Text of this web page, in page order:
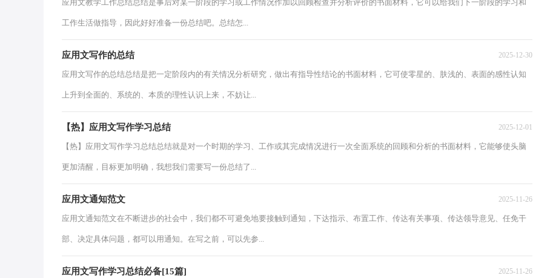
应用文教学工作总结总结是事后对某一阶段的学习或工作情况作加以回顾检查并分析评价的书面材料，它可以给我们下一阶段的学习和
工作生活做指导，因此好好准备一份总结吧。总结怎...
应用文写作的总结 2025-12-30
应用文写作的总结总结是把一定阶段内的有关情况分析研究，做出有指导性结论的书面材料，它可使零星的、肤浅的、表面的感性认知
上升到全面的、系统的、本质的理性认识上来，不妨让...
【热】应用文写作学习总结 2025-12-01
【热】应用文写作学习总结总结就是对一个时期的学习、工作或其完成情况进行一次全面系统的回顾和分析的书面材料，它能够使头脑
更加清醒，目标更加明确，我想我们需要写一份总结了...
应用文通知范文 2025-11-26
应用文通知范文在不断进步的社会中，我们都不可避免地要接触到通知，下达指示、布置工作、传达有关事项、传达领导意见、任免干
部、决定具体问题，都可以用通知。在写之前，可以先参...
应用文写作学习总结必备[15篇] 2025-11-26